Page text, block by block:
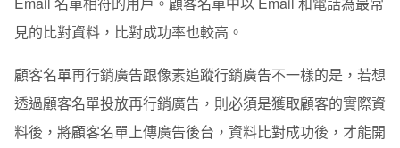
見的比對資料，比對成功率也較高。
顧客名單再行銷廣告跟像素追蹤行銷廣告不一樣的是，若想
透過顧客名單投放再行銷廣告，則必須是獲取顧客的實際資
料後，將顧客名單上傳廣告後台，資料比對成功後，才能開